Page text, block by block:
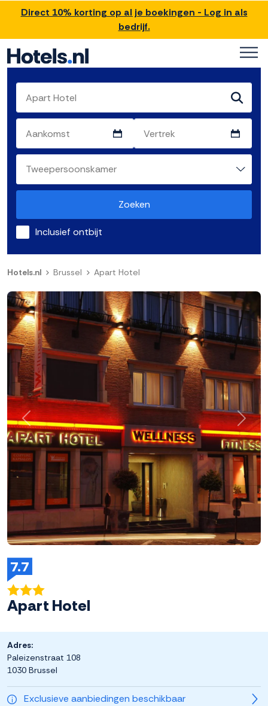
Direct 10% korting op al je boekingen - Log in als
bedrijf.
Zoeken
Inclusief ontbijt
Hotels.nl Brussel Apart Hotel
7.7
Apart Hotel
Exclusieve aanbiedingen beschikbaar
Adres:
Paleizenstraat 108
1030 Brussel